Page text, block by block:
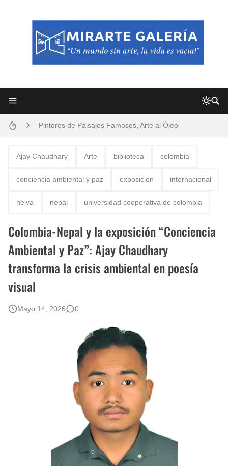
Pintores de Paisajes Famosos, Arte al Óleo
El mundo del arte en pintura surrealista
Ajay Chaudhary Arte biblioteca colombia
conciencia ambiental y paz exposicion internacional
neiva nepal universidad cooperativa de colombia
Colombia-Nepal y la exposición “Conciencia
Ambiental y Paz”: Ajay Chaudhary
transforma la crisis ambiental en poesía
visual
Mayo 14, 2026 0